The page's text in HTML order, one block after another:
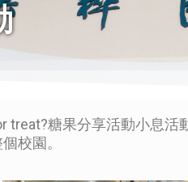
糖果分享活動小息活
校園。